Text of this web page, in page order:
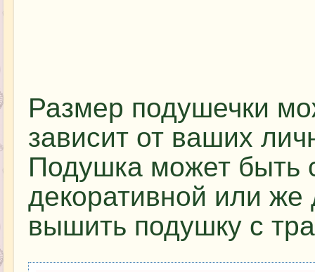
Размер подушечки
зависит от ваших
Подушка может быть
декоративной или же
вышить подушку с